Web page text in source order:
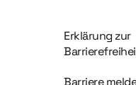
Information
Erklärung zur
Barriere